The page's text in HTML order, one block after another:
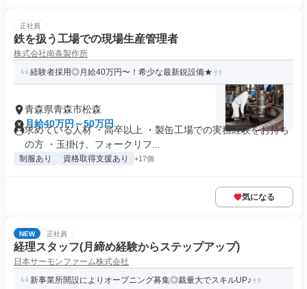
正社員
鉄を扱う工場での現場生産管理者
株式会社南条製作所
経験者採用◎月給40万円〜！希少な最新鋭設備★
青森県青森市松森
月給40万円～50万円
求めている人材 ・高卒以上 ・製缶工場での実務経験をお持ち
の方 ・玉掛け、フォークリフ...
制服あり 資格取得支援あり +17個
気になる
NEW 正社員
経理スタッフ(月締め経験からステップアップ)
日本サーモンファーム株式会社
新事業所開設によりオープニング募集◎裁量大でスキルUP♪